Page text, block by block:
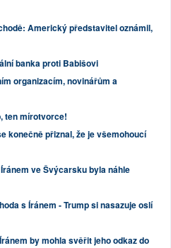
Americký představitel oznámil,
banka proti Babišovi
organizacím, novinářům a
ten mírotvorce!
konečně přiznal, že je všemohoucí
ve Švýcarsku byla náhle
s Íránem - Trump si nasazuje oslí
by mohla svěřit jeho odkaz do